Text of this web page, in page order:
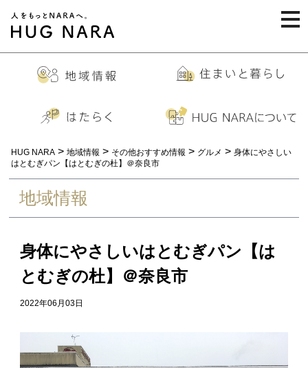
HUG NARA > 地域情報 > その他おすすめ情報 > グルメ > 身体にやさしい
はとむぎパン【はとむぎの杜】＠奈良市
地域情報
身体にやさしいはとむぎパン【は
とむぎの杜】＠奈良市
2022年06月03日